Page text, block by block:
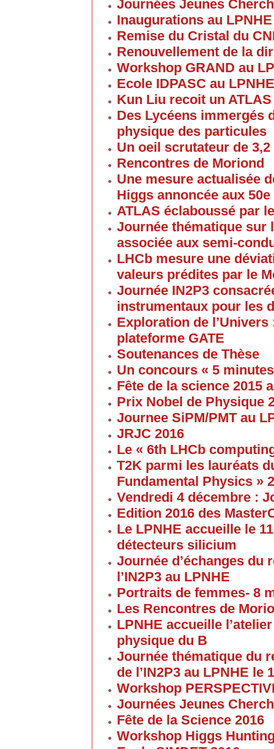
Journées Jeunes
Inaugurations au LPNHE
Remise du Cristal du
Renouvellement de la
Workshop GRAND au
Ecole IDPASC au LPNHE
Kun Liu recoit un
Des Lycéens immergés
physique des particules
Un oeil scrutateur de
Rencontres de Moriond
Une mesure actualisée
Higgs annoncée aux
ATLAS éclaboussé par
Journée thématique sur
associée aux semi-
LHCb mesure une
valeurs prédites par le
Journée IN2P3
instrumentaux pour les
Exploration de
plateforme GATE
Soutenances de Thèse
Un concours « 5
Fête de la science 2015
Prix Nobel de Physique
Journee SiPM/PMT au
JRJC 2016
Le « 6th LHCb
T2K parmi les lauréats
Fundamental Physics »
Vendredi 4 décembre :
Edition 2016 des
Le LPNHE accueille le
détecteurs silicium
Journée d’échanges du
l’IN2P3 au LPNHE
Portraits de femmes- 8
Les Rencontres de
LPNHE accueille
physique du B
Journée thématique du
de l’IN2P3 au LPNHE le
Workshop
Journées Jeunes
Fête de la Science 2016
Workshop Higgs